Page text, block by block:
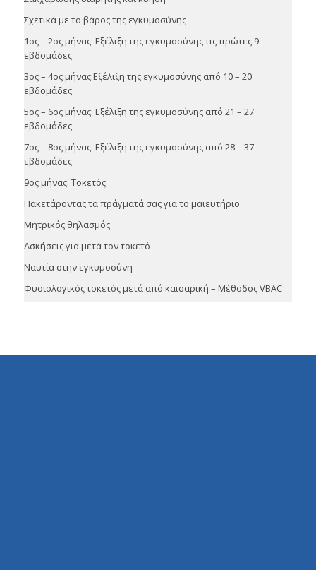
Σχετικά με το βάρος της εγκυμοσύνης
1ος – 2ος μήνας: Εξέλιξη της εγκυμοσύνης τις πρώτες 9
εβδομάδες
3ος – 4ος μήνας:Εξέλιξη της εγκυμοσύνης από 10 – 20
εβδομάδες
5ος – 6ος μήνας: Εξέλιξη της εγκυμοσύνης από 21 – 27
εβδομάδες
7ος – 8ος μήνας: Εξέλιξη της εγκυμοσύνης από 28 – 37
εβδομάδες
9ος μήνας: Τοκετός
Πακετάροντας τα πράγματά σας για το μαιευτήριο
Μητρικός θηλασμός
Ασκήσεις για μετά τον τοκετό
Ναυτία στην εγκυμοσύνη
Φυσιολογικός τοκετός μετά από καισαρική – Μέθοδος VBAC